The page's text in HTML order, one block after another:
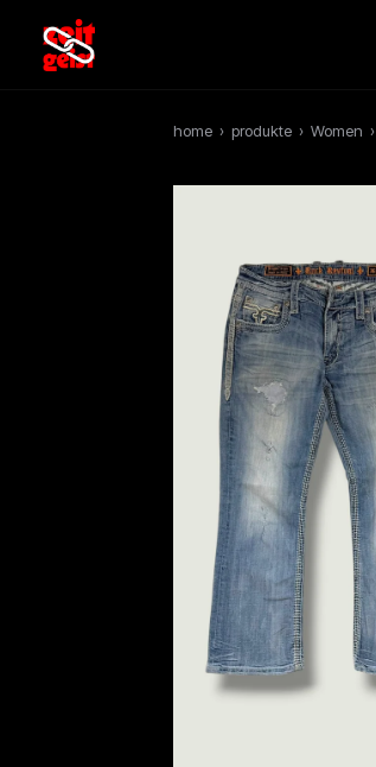
home › produkte › Women ›